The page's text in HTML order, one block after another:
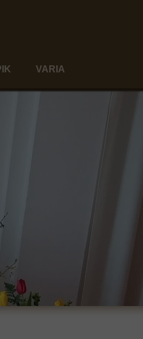
VARIA
Kącik dla Dobroczyńców